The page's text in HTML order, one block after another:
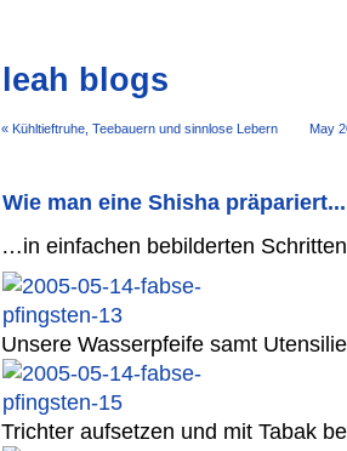
leah blogs
« Kühltieftruhe, Teebauern und sinnlose Lebern May
Wie man eine Shisha präpariert...
…in einfachen bebilderten
Unsere Wasserpfeife samt
Trichter aufsetzen und mit Tabak